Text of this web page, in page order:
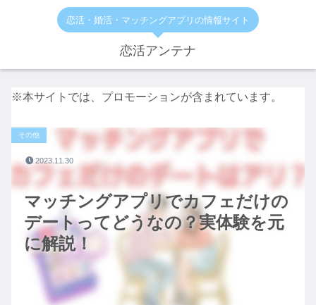
恋活・婚活・マッチングアプリの情報サイト
恋活アンテナ
※本サイトでは、プロモーションが含まれています。
マッチングアプリでカフェだけの
デートってどうなの？実体験を元
に解説！
その他
2023.11.30